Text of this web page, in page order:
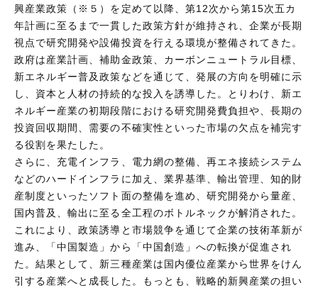
興産業政策（※５）を定めて以降、第12次から第15次五カ
年計画に至るまで一貫した政策方針が維持され、企業が長期
視点で研究開発や設備投資を行える環境が整備されてきた。
政府は産業計画、補助金政策、カーボンニュートラル目標、
新エネルギー普及政策などを通じて、発展の方向を明確に示
し、資本と人材の持続的な投入を誘導した。とりわけ、新エ
ネルギー産業の初期段階における研究開発費負担や、長期の
投資回収期間、需要の不確実性といった市場の欠点を補完す
る役割を果たした。
さらに、充電インフラ、電力網の整備、再エネ接続システム
などのハードインフラに加え、業界基準、輸出管理、知的財
産制度といったソフト面の整備を進め、研究開発から量産、
国内普及、輸出に至る全工程のボトルネックが解消された。
これにより、政策誘導と市場競争を通じて企業の技術革新が
進み、「中国製造」から「中国創造」への転換が促進され
た。結果として、新三種産業は国内優位産業から世界をけん
引する産業へと成長した。もっとも、戦略的新興産業の担い